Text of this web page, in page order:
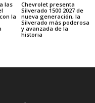
las
la
Chevrolet presenta
Silverado 1500 2027 de
nueva generación, la
Silverado más poderosa
y avanzada de la
historia